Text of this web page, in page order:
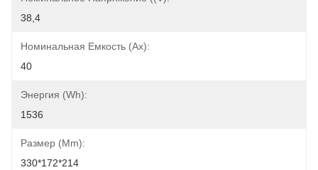
38,4
Номинальная Емкость (ах):
40
Энергия (Wh):
1536
Размер (mm):
330*172*214